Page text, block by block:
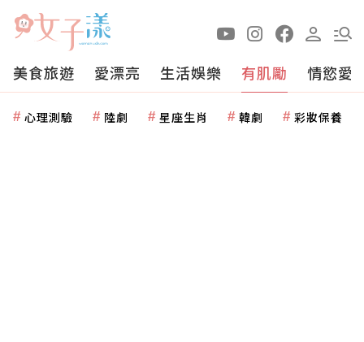
美食旅遊 愛漂亮 生活娛樂 有肌勵 情慾愛
心理測驗 陸劇 星座生肖 韓劇 彩妝保養